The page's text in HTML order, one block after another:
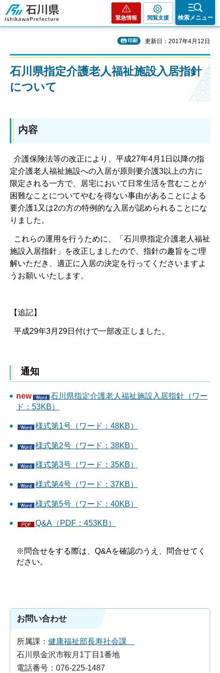
石川県
緊急情報 閲覧支援 検索メニュー
印刷 更新日：2017年4月12日
石川県指定介護老人福祉施設入居指針
について
内容
介護保険法等の改正により、平成27年4月1日以降の指
定介護老人福祉施設への入居が原則要介護3以上の方に
限定される一方で、居宅において日常生活を営むことが
困難なことについてやむを得ない事由があることによる
要介護1又は2の方の特例的な入居が認められることにな
りました。
これらの運用を行うために、「石川県指定介護老人福祉
施設入居指針」を改正しましたので、指針の趣旨をご理
解いただき、適正に入居の決定を行ってくださいますよ
うお願いいたします。
【追記】
平成29年3月29日付けで一部改正しました。
通知
new
石川県指定介護老人福祉施設入居指針（ワー
ド：53KB）
様式第1号（ワード：48KB）
様式第2号（ワード：38KB）
様式第3号（ワード：35KB）
様式第4号（ワード：37KB）
様式第5号（ワード：40KB）
Q&A（PDF：453KB）
※問合せをする際は、Q&Aを確認のうえ、問合せてく
ださい。
お問い合わせ
所属課： 健康福祉部長寿社会課
石川県金沢市鞍月1丁目1番地
電話番号：076-225-1487